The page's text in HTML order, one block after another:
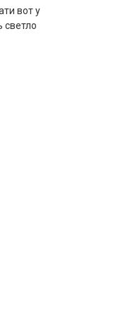
вот у
светло